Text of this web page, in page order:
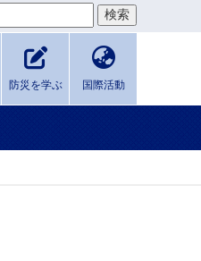
防災を学ぶ 国際活動